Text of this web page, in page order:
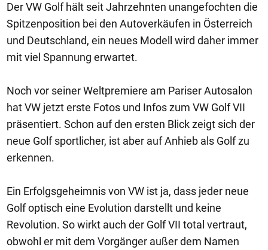
Der VW Golf hält seit Jahrzehnten unangefochten die
Spitzenposition bei den Autoverkäufen in Österreich
und Deutschland, ein neues Modell wird daher immer
mit viel Spannung erwartet.
Noch vor seiner Weltpremiere am Pariser Autosalon
hat VW jetzt erste Fotos und Infos zum VW Golf VII
präsentiert. Schon auf den ersten Blick zeigt sich der
neue Golf sportlicher, ist aber auf Anhieb als Golf zu
erkennen.
Ein Erfolgsgeheimnis von VW ist ja, dass jeder neue
Golf optisch eine Evolution darstellt und keine
Revolution. So wirkt auch der Golf VII total vertraut,
obwohl er mit dem Vorgänger außer dem Namen